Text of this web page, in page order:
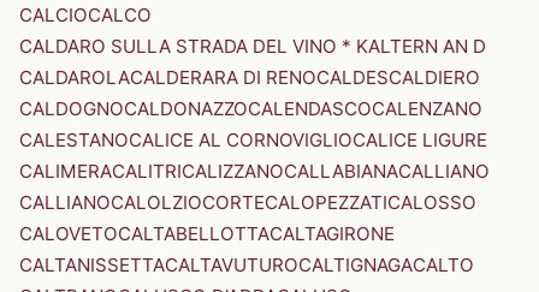
CALCIOCALCO
CALDARO SULLA STRADA DEL VINO * KALTERN AN D
CALDAROLACALDERARA DI RENOCALDESCALDIERO
CALDOGNOCALDONAZZOCALENDASCOCALENZANO
CALESTANOCALICE AL CORNOVIGLIOCALICE LIGURE
CALIMERACALITRICALIZZANOCALLABIANACALLIANO
CALLIANOCALOLZIOCORTECALOPEZZATICALOSSO
CALOVETOCALTABELLOTTACALTAGIRONE
CALTANISSETTACALTAVUTUROCALTIGNAGACALTO